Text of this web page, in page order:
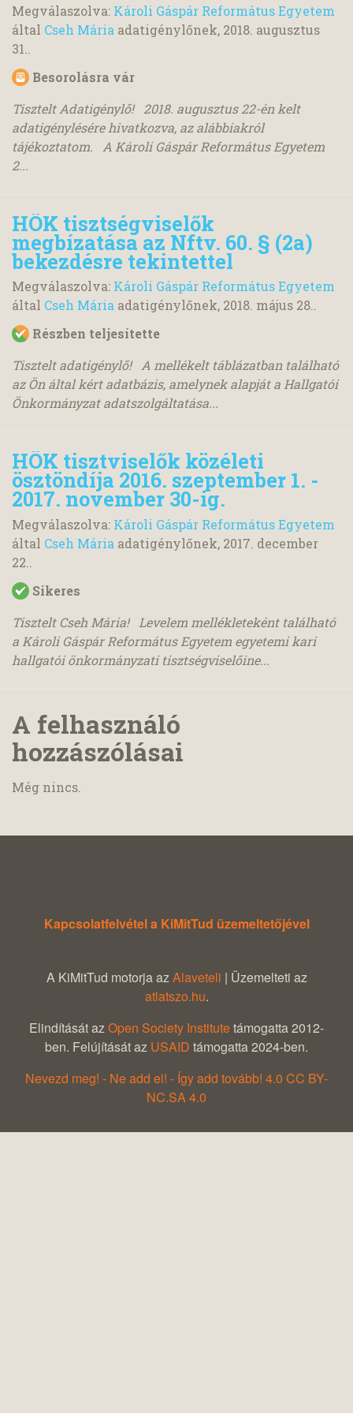
Megválaszolva: Károli Gáspár Református Egyetem
által Cseh Mária adatigénylőnek, 2018. augusztus
31..
Besorolásra vár
Tisztelt Adatigénylő! 2018. augusztus 22-én kelt
adatigénylésére hivatkozva, az alábbiakról
tájékoztatom. A Károli Gáspár Református Egyetem
2...
HÖK tisztségviselők
megbízatása az Nftv. 60. § (2a)
bekezdésre tekintettel
Megválaszolva: Károli Gáspár Református Egyetem
által Cseh Mária adatigénylőnek, 2018. május 28..
Részben teljesítette
Tisztelt adatigénylő! A mellékelt táblázatban található
az Ön által kért adatbázis, amelynek alapját a Hallgatói
Önkormányzat adatszolgáltatása...
HÖK tisztviselők közéleti
ösztöndíja 2016. szeptember 1. -
2017. november 30-ig.
Megválaszolva: Károli Gáspár Református Egyetem
által Cseh Mária adatigénylőnek, 2017. december
22..
Sikeres
Tisztelt Cseh Mária! Levelem mellékleteként található
a Károli Gáspár Református Egyetem egyetemi kari
hallgatói önkormányzati tisztségviselőine...
A felhasználó
hozzászólásai
Még nincs.
Kapcsolatfelvétel a KiMitTud üzemeltetőjével
A KiMitTud motorja azAlaveteli | Üzemelteti az
atlatszo.hu.
Elindítását azOpen Society Institutetámogatta 2012-
ben. Felújítását az USAID támogatta 2024-ben.
Nevezd meg! - Ne add el! - Így add tovább! 4.0 CC BY-
NC.SA 4.0